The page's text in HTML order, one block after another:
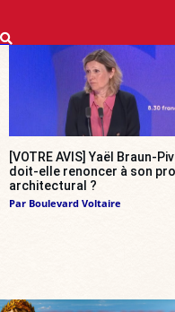
[VOTRE AVIS] Yaël Braun-
doit-elle renoncer à son
architectural ?
Par Boulevard Voltaire